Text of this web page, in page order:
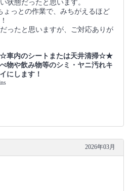
状態だったと思います。
ょっとの作業で、みちがえるほど
ったと思いますが、ご対応ありが
内のシートまたは天井清掃☆★
物や飲み物等のシミ・ヤニ汚れキ
にします！
2026年03月